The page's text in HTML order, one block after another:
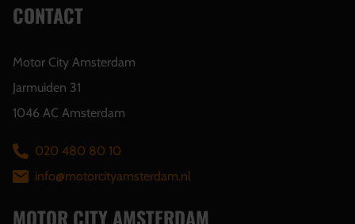
CONTACT
Motor City Amsterdam
Jarmuiden 31
1046 AC Amsterdam
020 480 80 10
info@motorcityamsterdam.nl
MOTOR CITY AMSTERDAM